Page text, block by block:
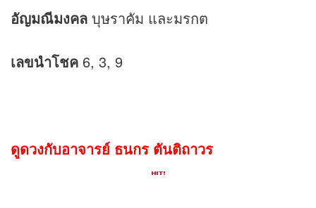
อัญมณีมงคล บุษราคัม และมรกต
เลขนำโชค 6, 3, 9
ดูดวงกับอาจารย์ ธนกร ตันติถาวร